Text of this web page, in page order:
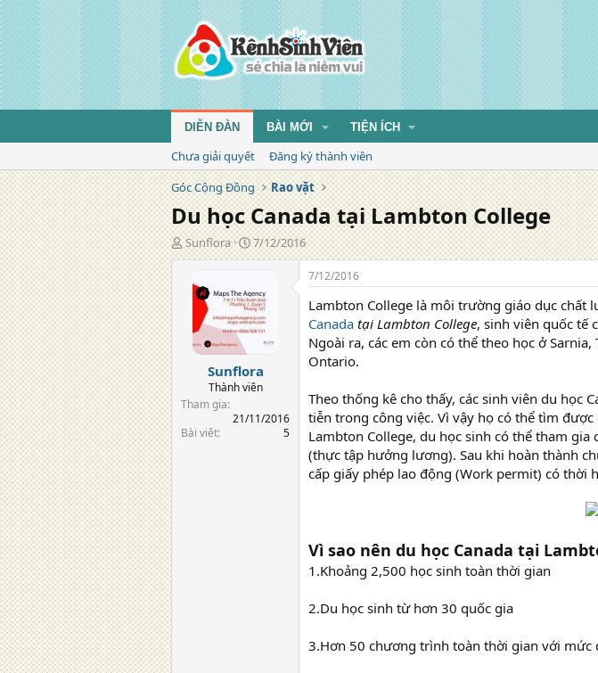
DIỄN ĐÀN BÀI MỚI TIỆN ÍCH
Chưa giải quyết
Đăng ký thành viên
Góc Cộng Đồng
Rao vặt
Du học Canada tại Lambton College
T
á
Sunflora
N
g
y
đ
ă
n
7/12/2016
Sunflora
Thành viên
Tham gia
21/11/2016
Bài viết
5
7/12/2016
Lambton College là môi trường giáo dục chất
Canada tại Lambton College, sinh viên quốc tế
Ngoài ra, các em còn có thể theo học ở
Ontario.
Theo thống kê cho thấy, các sinh viên du học
tiễn trong công việc. Vì vậy họ có thể tìm
Lambton College, du học sinh có thể tham
(thực tập hưởng lương). Sau khi hoàn thành
cấp giấy phép lao động (Work permit) có thời
Vì sao nên du học Canada tại
1.Khoảng 2,500 học sinh toàn thời gian
2.Du học sinh từ hơn 30 quốc gia
3.Hơn 50 chương trình toàn thời gian với mức